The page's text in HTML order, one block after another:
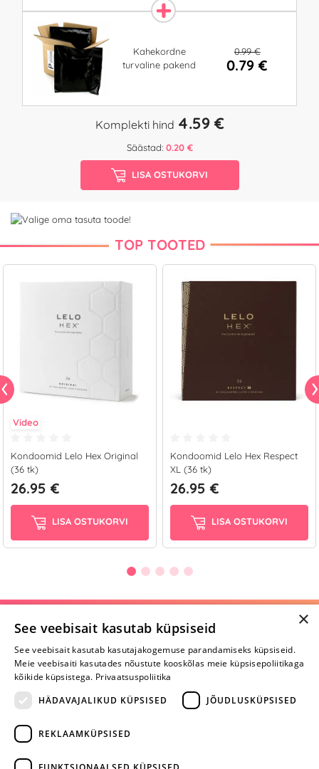
Kahekordne
turvaline pakend
0.99 €
0.79 €
Komplekti hind 4.59 €
Säästad: 0.20 €
LISA OSTUKORVI
TOP TOOTED
Video
Kondoomid Lelo Hex Original
(36 tk)
26.95 €
LISA OSTUKORVI
Kondoomid Lelo Hex Respect
XL (36 tk)
26.95 €
LISA OSTUKORVI
Selle toote saab tellida ka helistades:
+372 668 3282
E-R
×
See veebisait kasutab küpsiseid
See veebisait kasutab kasutajakogemuse parandamiseks küpsiseid.
Meie veebisaiti kasutades nõustute kooskõlas meie küpsisepoliitikaga
kõikide küpsistega. Privaatsuspoliitika
HÄDAVAJALIKUD KÜPSISED
JÕUDLUSKÜPSISED
REKLAAMKÜPSISED